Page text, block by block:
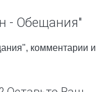
- Обещания"
комментарии и